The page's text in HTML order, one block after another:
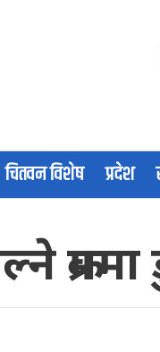
चितवन विशेष प्रदेश